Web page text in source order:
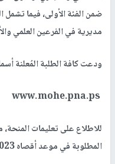
ضمن الفئة الأولى، فيما تشمل
مديرية في الفرعين العلمي
ودعت كافة الطلبة المُعلنة
للاطلاع على تعليمات المنحة،
المطلوبة في موعد أقصاه 10/9/2023.